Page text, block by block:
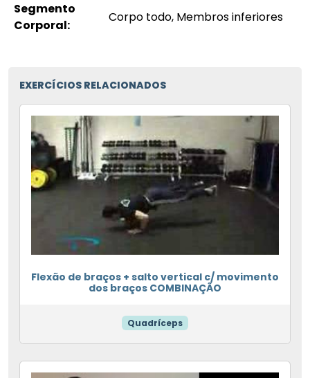
Segmento
Corporal:
Corpo todo, Membros inferiores
EXERCÍCIOS RELACIONADOS
Flexão de braços + salto vertical c/ movimento
dos braços COMBINAÇÃO
Quadríceps